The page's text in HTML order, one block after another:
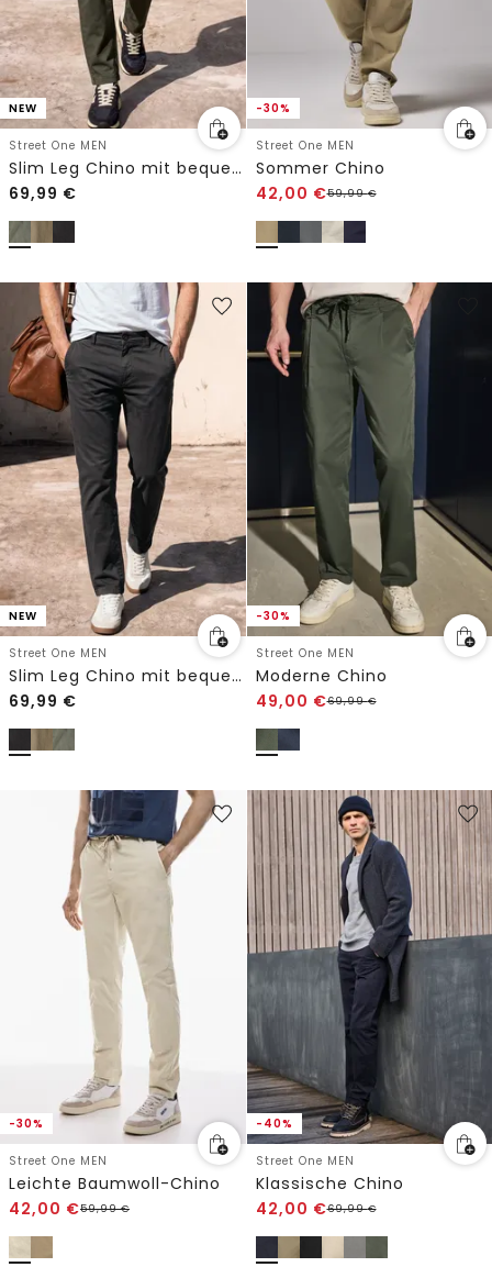
NEW
Street One MEN
Slim Leg Chino mit bequemem Flexbund
69,99 €
-30%
Street One MEN
Sommer Chino
42,00 €59,99€
NEW
Street One MEN
Slim Leg Chino mit bequemem Flexbund
69,99 €
-30%
Street One MEN
Moderne Chino
49,00 €69,99€
-30%
Street One MEN
Leichte Baumwoll-Chino
42,00 €59,99€
-40%
Street One MEN
Klassische Chino
42,00 €69,99€